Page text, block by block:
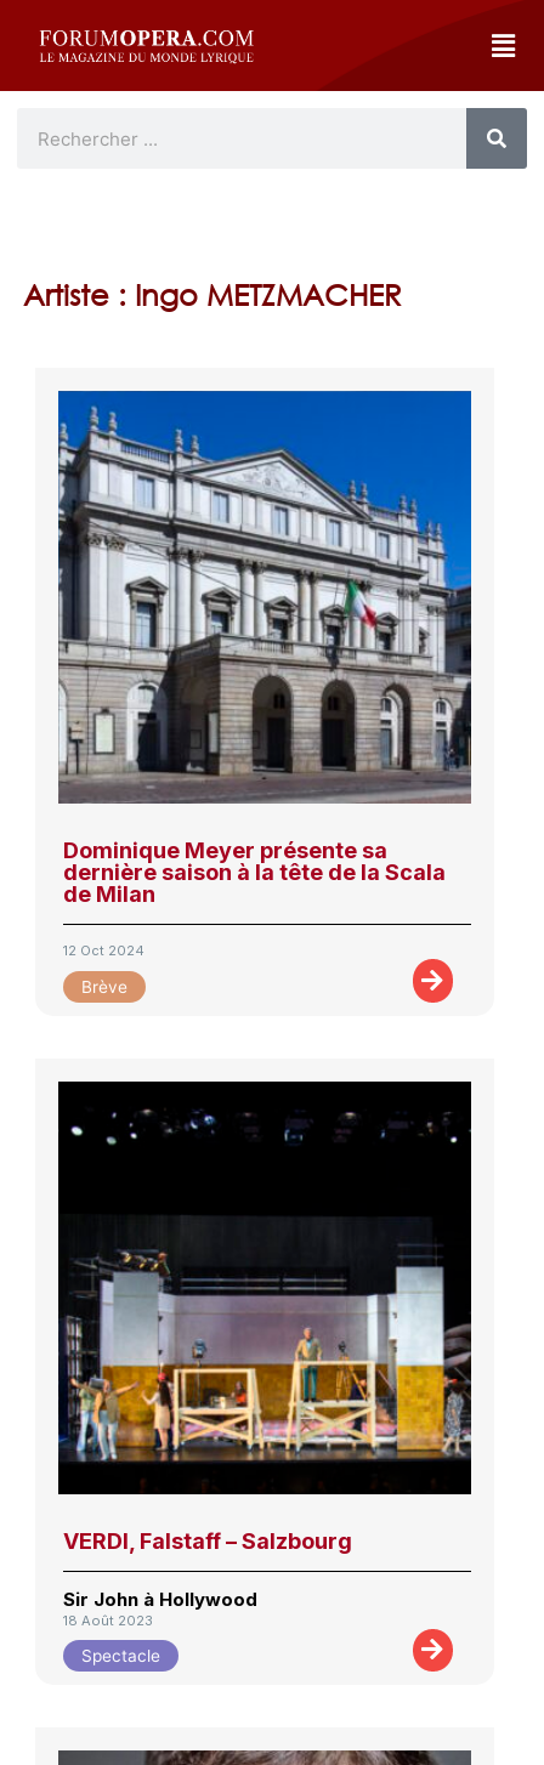
Artiste : Ingo METZMACHER
Dominique Meyer présente sa
dernière saison à la tête de la Scala
de Milan
12 Oct 2024
Brève
VERDI, Falstaff – Salzbourg
Sir John à Hollywood
18 Août 2023
Spectacle